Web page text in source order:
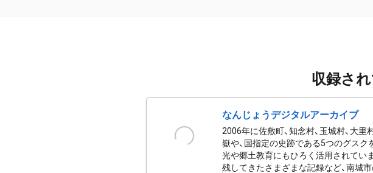
収録さ
なんじょうデジタルアーカイブ
2006年に佐敷町、知念村、玉城村、大
嶽や、国指定の史跡である5つのグスク
光や郷土教育にもひろく活用されてい
残してきたさまざまな記録など、南城